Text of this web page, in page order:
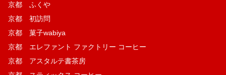
京都 ふくや
京都 初訪問
京都 菓子wabiya
京都 エレファント ファクトリー コーヒー
京都 アスタルテ書茶房